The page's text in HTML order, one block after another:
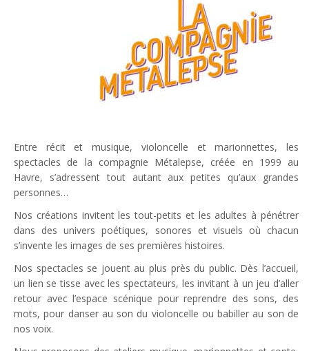
Entre récit et musique, violoncelle et marionnettes, les
spectacles de la compagnie Métalepse, créée en 1999 au
Havre, s’adressent tout autant aux petites qu’aux grandes
personnes…
Nos créations invitent les tout-petits et les adultes à pénétrer
dans des univers poétiques, sonores et visuels où chacun
s’invente les images de ses premières histoires.
Nos spectacles se jouent au plus près du public. Dès l’accueil,
un lien se tisse avec les spectateurs, les invitant à un jeu d’aller
retour avec l’espace scénique pour reprendre des sons, des
mots, pour danser au son du violoncelle ou babiller au son de
nos voix.